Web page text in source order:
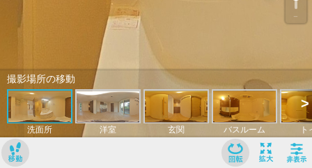
撮影場所の移動
洗面所 洋室 玄関 バスルーム ト
>
﹣